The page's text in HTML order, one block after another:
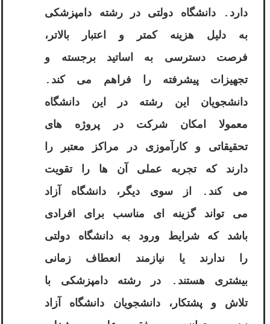
دارد. دانشگاه دولتی در رشته دامپزشکی
به دلیل هزینه کمتر و اعتبار بالاتر،
فرصت دسترسی به اساتید برجسته و
تجهیزات پیشرفته را فراهم می کند.
دانشجویان این رشته در این دانشگاه
معمولا امکان شرکت در پروژه های
تحقیقاتی و کارآموزی در مراکز معتبر را
دارند که تجربه عملی آن ها را تقویت
می کند. از سوی دیگر، دانشگاه آزاد
می تواند گزینه ای مناسب برای افرادی
باشد که شرایط ورود به دانشگاه دولتی
را ندارند یا نیازمند انعطاف زمانی
بیشتری هستند. در رشته دامپزشکی با
تلاش و پشتکار، دانشجویان دانشگاه آزاد